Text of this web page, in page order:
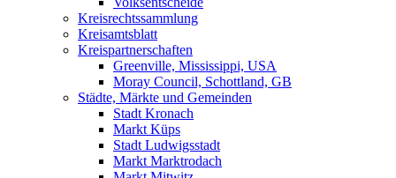
Kreisrechtssammlung
Kreisamtsblatt
Kreispartnerschaften
Greenville, Mississippi, USA
Moray Council, Schottland, GB
Städte, Märkte und Gemeinden
Stadt Kronach
Markt Küps
Stadt Ludwigsstadt
Markt Marktrodach